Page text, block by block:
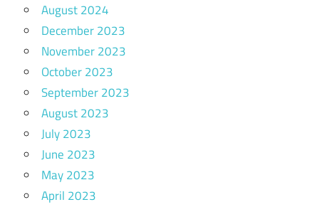
August 2024
December 2023
November 2023
October 2023
September 2023
August 2023
July 2023
June 2023
May 2023
April 2023